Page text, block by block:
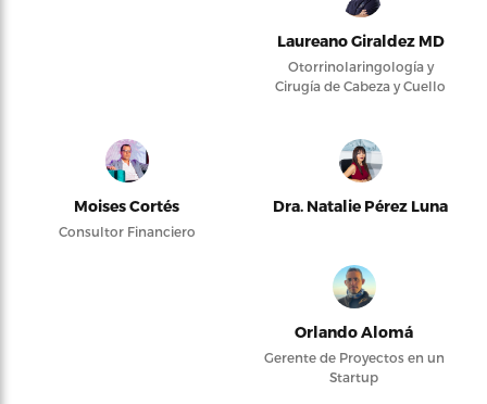
Laureano Giraldez MD
Otorrinolaringología y
Cirugía de Cabeza y Cuello
Moises Cortés
Consultor Financiero
Dra. Natalie Pérez Luna
Orlando Alomá
Gerente de Proyectos en un
Startup